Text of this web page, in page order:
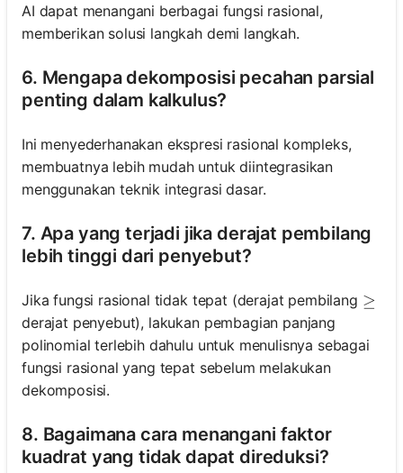
AI dapat menangani berbagai fungsi rasional,
memberikan solusi langkah demi langkah.
6. Mengapa dekomposisi pecahan parsial
penting dalam kalkulus?
Ini menyederhanakan ekspresi rasional kompleks,
membuatnya lebih mudah untuk diintegrasikan
menggunakan teknik integrasi dasar.
7. Apa yang terjadi jika derajat pembilang
lebih tinggi dari penyebut?
Jika fungsi rasional tidak tepat (derajat pembilang \geq
≥
derajat penyebut), lakukan pembagian panjang
polinomial terlebih dahulu untuk menulisnya sebagai
fungsi rasional yang tepat sebelum melakukan
dekomposisi.
8. Bagaimana cara menangani faktor
kuadrat yang tidak dapat direduksi?